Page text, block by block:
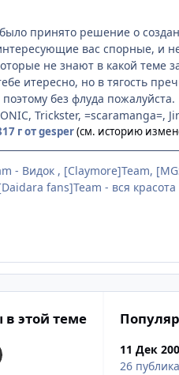
принято решение о
вас спорные, и
не знают в какой теме
итересно, но в тягость
без флуда пожалуйста.
Trickster, =scaramanga=,
17 гот gesper(см. историю
- Видок , [Claymore]Team,
fans]Team - вся
этой теме
11 Дек
26